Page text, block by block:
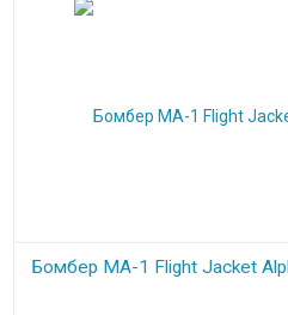
Бомбер MA-1 Flight Jacket